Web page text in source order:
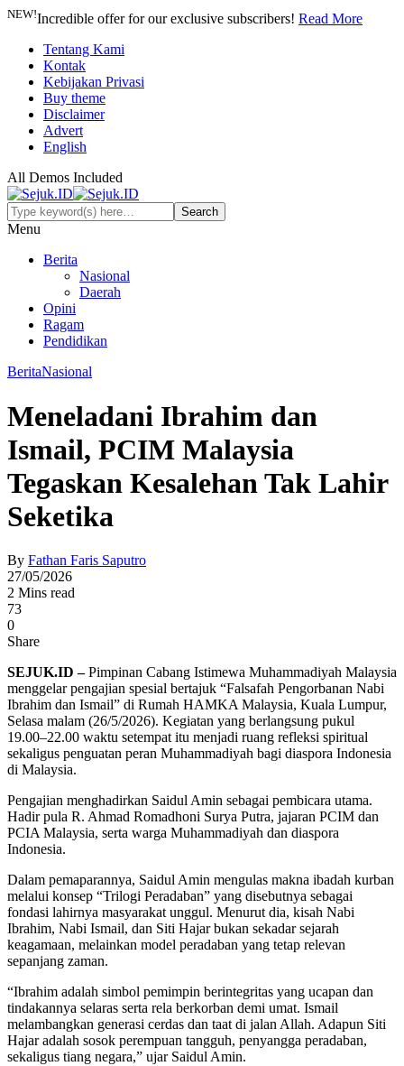
NEW!Incredible offer for our exclusive subscribers! Read More
Tentang Kami
Kontak
Kebijakan Privasi
Buy theme
Disclaimer
Advert
English
All Demos Included
Menu
Berita
Nasional
Daerah
Opini
Ragam
Pendidikan
BeritaNasional
Meneladani Ibrahim dan
Ismail, PCIM Malaysia
Tegaskan Kesalehan Tak Lahir
Seketika
By Fathan Faris Saputro
27/05/2026
2 Mins read
73
0
Share
SEJUK.ID –Pimpinan Cabang Istimewa Muhammadiyah Malaysia
menggelar pengajian spesial bertajuk “Falsafah Pengorbanan Nabi
Ibrahim dan Ismail” di Rumah HAMKA Malaysia, Kuala Lumpur,
Selasa malam (26/5/2026). Kegiatan yang berlangsung pukul
19.00–22.00 waktu setempat itu menjadi ruang refleksi spiritual
sekaligus penguatan peran Muhammadiyah bagi diaspora Indonesia
di Malaysia.
Pengajian menghadirkan Saidul Amin sebagai pembicara utama.
Hadir pula R. Ahmad Romadhoni Surya Putra, jajaran PCIM dan
PCIA Malaysia, serta warga Muhammadiyah dan diaspora
Indonesia.
Dalam pemaparannya, Saidul Amin mengulas makna ibadah kurban
melalui konsep “Trilogi Peradaban” yang disebutnya sebagai
fondasi lahirnya masyarakat unggul. Menurut dia, kisah Nabi
Ibrahim, Nabi Ismail, dan Siti Hajar bukan sekadar sejarah
keagamaan, melainkan model peradaban yang tetap relevan
sepanjang zaman.
“Ibrahim adalah simbol pemimpin berintegritas yang ucapan dan
tindakannya selaras serta rela berkorban demi umat. Ismail
melambangkan generasi cerdas dan taat di jalan Allah. Adapun Siti
Hajar adalah sosok perempuan tangguh, penyangga peradaban,
sekaligus tiang negara,” ujar Saidul Amin.